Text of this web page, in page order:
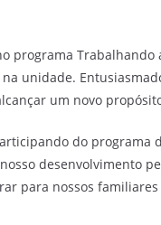
programa Trabalhando
unidade.
um novo
do programa
desenvolvimento
para nossos